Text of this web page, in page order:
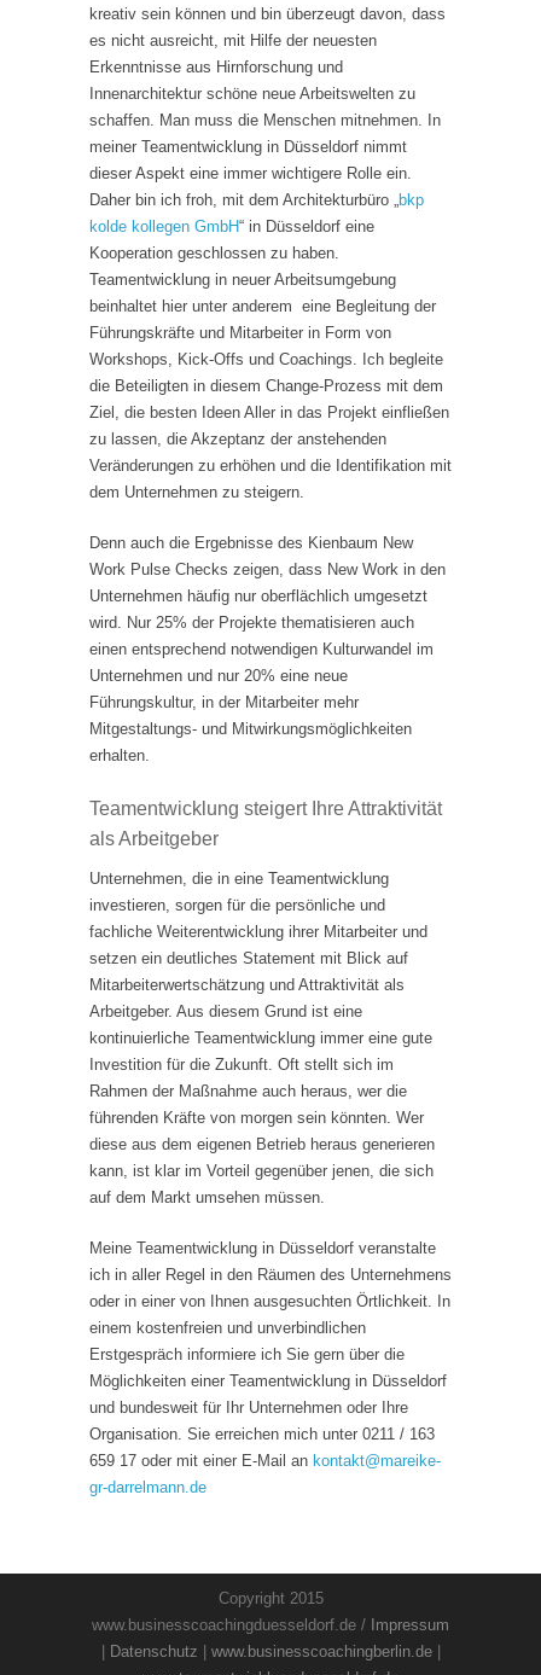
kreativ sein können und bin überzeugt davon, dass
es nicht ausreicht, mit Hilfe der neuesten
Erkenntnisse aus Hirnforschung und
Innenarchitektur schöne neue Arbeitswelten zu
schaffen. Man muss die Menschen mitnehmen. In
meiner Teamentwicklung in Düsseldorf nimmt
dieser Aspekt eine immer wichtigere Rolle ein.
Daher bin ich froh, mit dem Architekturbüro „bkp
kolde kollegen GmbH“ in Düsseldorf eine
Kooperation geschlossen zu haben.
Teamentwicklung in neuer Arbeitsumgebung
beinhaltet hier unter anderem eine Begleitung der
Führungskräfte und Mitarbeiter in Form von
Workshops, Kick-Offs und Coachings. Ich begleite
die Beteiligten in diesem Change-Prozess mit dem
Ziel, die besten Ideen Aller in das Projekt einfließen
zu lassen, die Akzeptanz der anstehenden
Veränderungen zu erhöhen und die Identifikation mit
dem Unternehmen zu steigern.
Denn auch die Ergebnisse des Kienbaum New
Work Pulse Checks zeigen, dass New Work in den
Unternehmen häufig nur oberflächlich umgesetzt
wird. Nur 25% der Projekte thematisieren auch
einen entsprechend notwendigen Kulturwandel im
Unternehmen und nur 20% eine neue
Führungskultur, in der Mitarbeiter mehr
Mitgestaltungs- und Mitwirkungsmöglichkeiten
erhalten.
Teamentwicklung steigert Ihre Attraktivität
als Arbeitgeber
Unternehmen, die in eine Teamentwicklung
investieren, sorgen für die persönliche und
fachliche Weiterentwicklung ihrer Mitarbeiter und
setzen ein deutliches Statement mit Blick auf
Mitarbeiterwertschätzung und Attraktivität als
Arbeitgeber. Aus diesem Grund ist eine
kontinuierliche Teamentwicklung immer eine gute
Investition für die Zukunft. Oft stellt sich im
Rahmen der Maßnahme auch heraus, wer die
führenden Kräfte von morgen sein könnten. Wer
diese aus dem eigenen Betrieb heraus generieren
kann, ist klar im Vorteil gegenüber jenen, die sich
auf dem Markt umsehen müssen.
Meine Teamentwicklung in Düsseldorf veranstalte
ich in aller Regel in den Räumen des Unternehmens
oder in einer von Ihnen ausgesuchten Örtlichkeit. In
einem kostenfreien und unverbindlichen
Erstgespräch informiere ich Sie gern über die
Möglichkeiten einer Teamentwicklung in Düsseldorf
und bundesweit für Ihr Unternehmen oder Ihre
Organisation. Sie erreichen mich unter 0211 / 163
659 17 oder mit einer E-Mail an kontakt@mareike-
gr-darrelmann.de
Copyright 2015
www.businesscoachingduesseldorf.de / Impressum
Datenschutz www.businesscoachingberlin.de|